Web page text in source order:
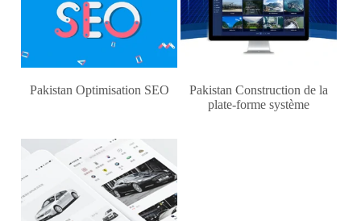
Pakistan Optimisation SEO
Pakistan Construction de la
plate-forme système